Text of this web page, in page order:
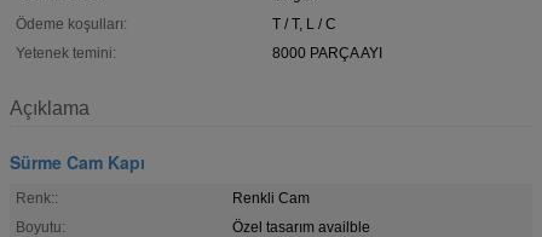
Ödeme koşulları:
T / T, L / C
Yetenek temini:
8000 PARÇA AYI
Açıklama
Sürme Cam Kapı
Renk::
Renkli Cam
Boyutu:
Özel tasarım availble